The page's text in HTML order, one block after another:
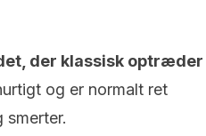
der klassisk optræder
og er normalt ret